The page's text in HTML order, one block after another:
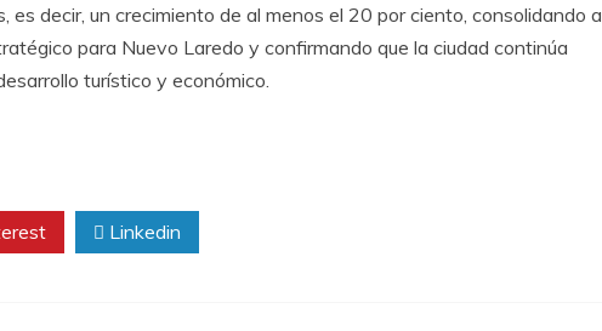
es decir, un crecimiento de al menos el 20 por ciento, consolidando a
para Nuevo Laredo y confirmando que la ciudad continúa
turístico y económico.
Linkedin